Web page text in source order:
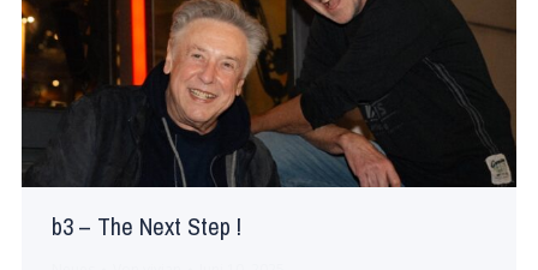
b3 – The Next Step !